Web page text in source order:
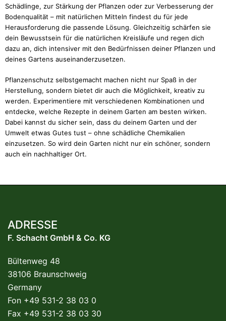
Schädlinge, zur Stärkung der Pflanzen oder zur Verbesserung der
Bodenqualität – mit natürlichen Mitteln findest du für jede
Herausforderung die passende Lösung. Gleichzeitig schärfen sie
dein Bewusstsein für die natürlichen Kreisläufe und regen dich
dazu an, dich intensiver mit den Bedürfnissen deiner Pflanzen und
deines Gartens auseinanderzusetzen.
Pflanzenschutz selbstgemacht machen nicht nur Spaß in der
Herstellung, sondern bietet dir auch die Möglichkeit, kreativ zu
werden. Experimentiere mit verschiedenen Kombinationen und
entdecke, welche Rezepte in deinem Garten am besten wirken.
Dabei kannst du sicher sein, dass du deinem Garten und der
Umwelt etwas Gutes tust – ohne schädliche Chemikalien
einzusetzen. So wird dein Garten nicht nur ein schöner, sondern
auch ein nachhaltiger Ort.
ADRESSE
F. Schacht GmbH & Co. KG
Bültenweg 48
38106 Braunschweig
Germany
Fon +49 531-2 38 03 0
Fax +49 531-2 38 03 30